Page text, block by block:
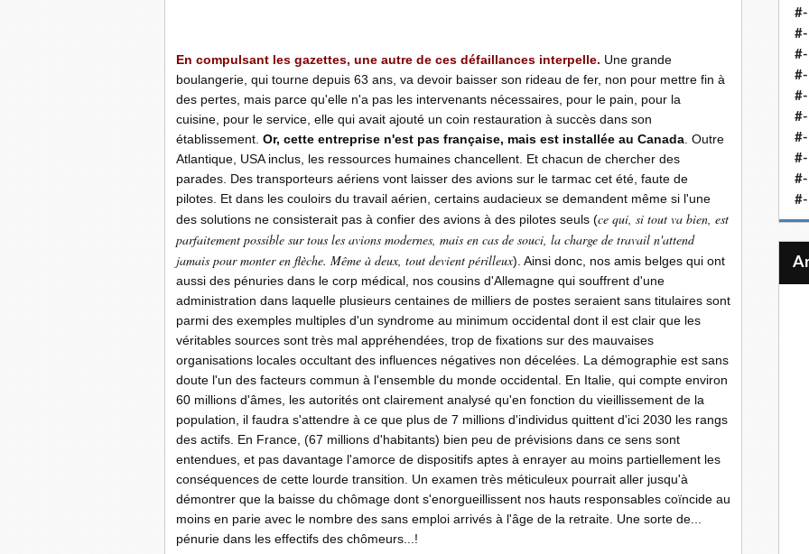
En compulsant les gazettes, une autre de ces défaillances interpelle. Une grande
boulangerie, qui tourne depuis 63 ans, va devoir baisser son rideau de fer, non pour mettre fin à
des pertes, mais parce qu'elle n'a pas les intervenants nécessaires, pour le pain, pour la
cuisine, pour le service, elle qui avait ajouté un coin restauration à succès dans son
établissement. Or, cette entreprise n'est pas française, mais est installée au Canada . Outre
Atlantique, USA inclus, les ressources humaines chancellent. Et chacun de chercher des
parades. Des transporteurs aériens vont laisser des avions sur le tarmac cet été, faute de
pilotes. Et dans les couloirs du travail aérien, certains audacieux se demandent même si l'une
des solutions ne consisterait pas à confier des avions à des pilotes seuls (ce qui, si tout va bien, est
parfaitement possible sur tous les avions modernes, mais en cas de souci, la charge de travail n'attend
jamais pour monter en flèche. Même à deux, tout devient périlleux). Ainsi donc, nos amis belges qui ont
aussi des pénuries dans le corp médical, nos cousins d'Allemagne qui souffrent d'une
administration dans laquelle plusieurs centaines de milliers de postes seraient sans titulaires sont
parmi des exemples multiples d'un syndrome au minimum occidental dont il est clair que les
véritables sources sont très mal appréhendées, trop de fixations sur des mauvaises
organisations locales occultant des influences négatives non décelées. La démographie est sans
doute l'un des facteurs commun à l'ensemble du monde occidental. En Italie, qui compte environ
60 millions d'âmes, les autorités ont clairement analysé qu'en fonction du vieillissement de la
population, il faudra s'attendre à ce que plus de 7 millions d'individus quittent d'ici 2030 les rangs
des actifs. En France, (67 millions d'habitants) bien peu de prévisions dans ce sens sont
entendues, et pas davantage l'amorce de dispositifs aptes à enrayer au moins partiellement les
conséquences de cette lourde transition. Un examen très méticuleux pourrait aller jusqu'à
démontrer que la baisse du chômage dont s'enorgueillissent nos hauts responsables coïncide au
moins en parie avec le nombre des sans emploi arrivés à l'âge de la retraite. Une sorte de...
pénurie dans les effectifs des chômeurs...!
#-
#-
#-
#-
#-
#-